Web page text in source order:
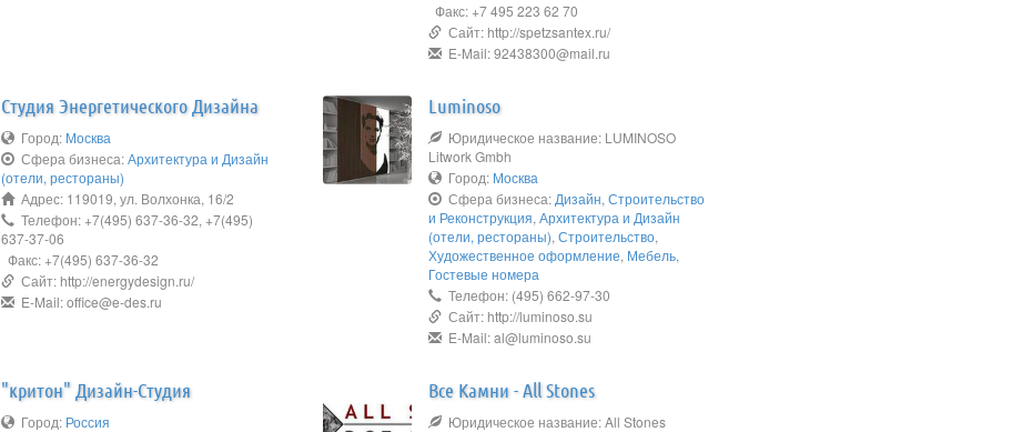
Факс: +7 495 223 62 70
Сайт: http://spetzsantex.ru/
E-Mail: 92438300@mail.ru
Студия Энергетического Дизайна
Город: Москва
Сфера бизнеса:Архитектура и Дизайн
(отели, рестораны)
Адрес: 119019, ул. Волхонка, 16/2
Телефон: +7(495) 637-36-32, +7(495)
637-37-06
Факс: +7(495) 637-36-32
Сайт: http://energydesign.ru/
E-Mail: office@e-des.ru
Luminoso
Юридическое название: LUMINOSO
Litwork Gmbh
Город: Москва
Сфера бизнеса: Дизайн,Строительство
и Реконструкция,Архитектура и Дизайн
(отели, рестораны),Строительство,
Художественное оформление, Мебель,
Гостевые номера
Телефон: (495) 662-97-30
Сайт: http://luminoso.su
E-Mail: al@luminoso.su
"критон" Дизайн-Студия
Город: Россия
Все Камни - All Stones
Юридическое название: All Stones